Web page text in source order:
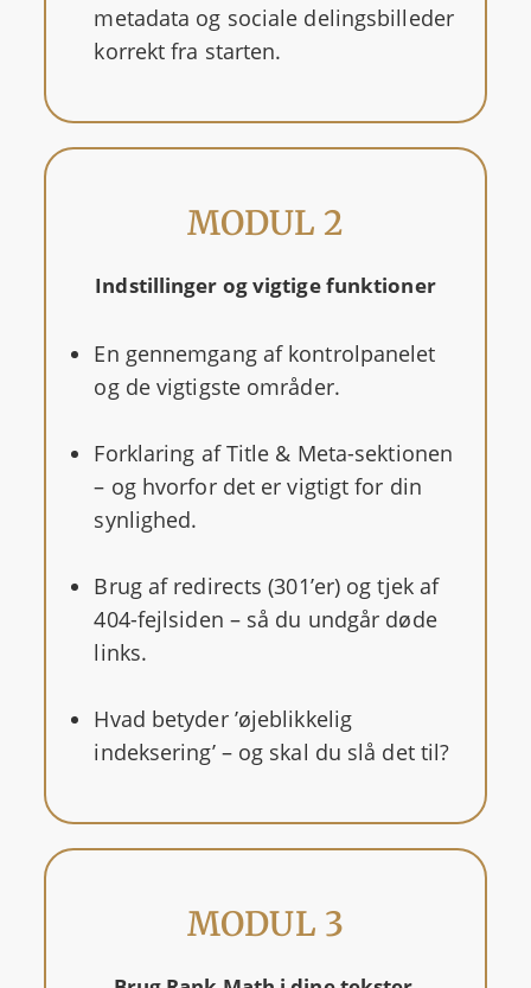
metadata og sociale delingsbilleder
korrekt fra starten.
MODUL 2
Indstillinger og vigtige funktioner
En gennemgang af kontrolpanelet
og de vigtigste områder.
Forklaring af Title & Meta-sektionen
– og hvorfor det er vigtigt for din
synlighed.
Brug af redirects (301’er) og tjek af
404-fejlsiden – så du undgår døde
links.
Hvad betyder ’øjeblikkelig
indeksering’ – og skal du slå det til?
MODUL 3